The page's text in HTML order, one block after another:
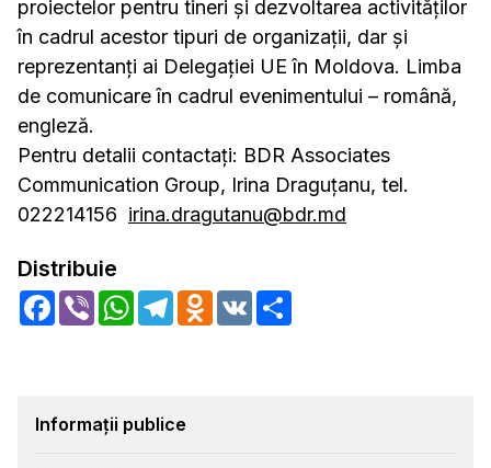
proiectelor pentru tineri şi dezvoltarea activităţilor
în cadrul acestor tipuri de organizaţii, dar și
reprezentanți ai Delegației UE în Moldova. Limba
de comunicare în cadrul evenimentului – română,
engleză.
Pentru detalii contactați: BDR Associates
Communication Group, Irina Draguțanu, tel.
022214156 irina.dragutanu@bdr.md
Distribuie
Facebook
Viber WhatsApp
TelegramOdnoklassniki
VK
Informații publice